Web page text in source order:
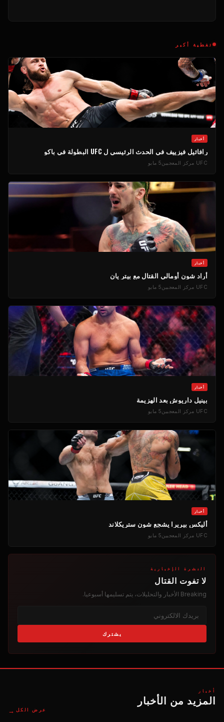
تغطية أكبر
أخبار
رافائيل فيزييف في الحدث الرئيسي ل UFC البطولة في باكو
UFC مركز المعجبين5 مايو
أخبار
أراد شون أومالي القتال مع بيتر يان
UFC مركز المعجبين5 مايو
أخبار
بينيل داريوش بعد الهزيمة
UFC مركز المعجبين5 مايو
أخبار
أليكس بيريرا يشجع شون ستريكلاند
UFC مركز المعجبين5 مايو
النشرة الإخبارية
لا تفوت القتال
Breaking الأخبار والتحليلات، يتم تسليمها أسبوعيا.
يشترك
أخبار
المزيد من الأخبار
عرض الكل →